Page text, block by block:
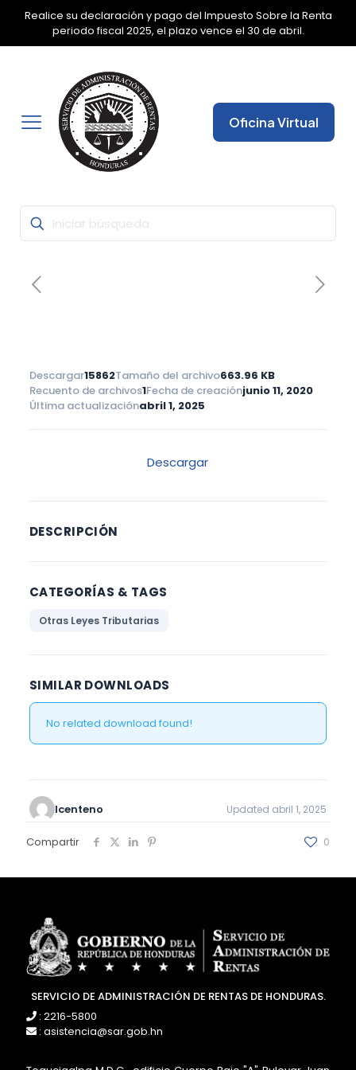
Realice su declaración y pago del Impuesto Sobre la Renta
periodo fiscal 2025, el plazo vence el 30 de abril.
✕
Oficina Virtual
Descargar15862Tamaño del archivo663.96 KB
Recuento de archivos1Fecha de creaciónjunio 11, 2020
Última actualizaciónabril 1, 2025
Descargar
DESCRIPCIÓN
CATEGORÍAS & TAGS
Otras Leyes Tributarias
SIMILAR DOWNLOADS
No related download found!
lcenteno Updated abril 1, 2025
Compartir 0
SERVICIO DE ADMINISTRACIÓN DE RENTAS DE HONDURAS.
: 2216-5800
: asistencia@sar.gob.hn